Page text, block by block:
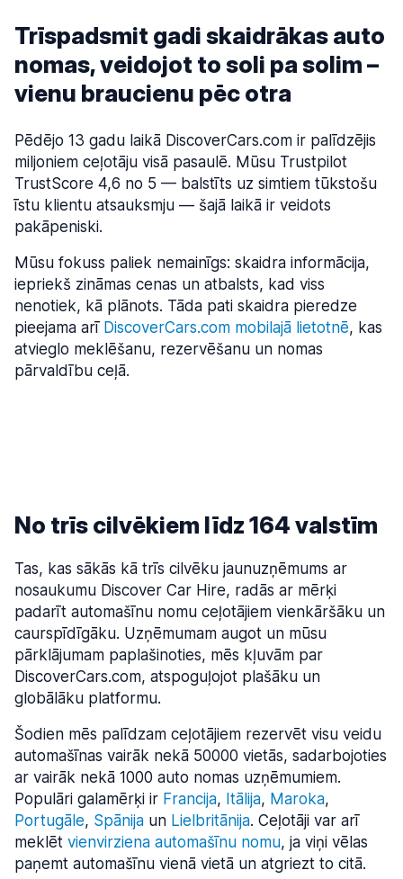
Trīspadsmit gadi skaidrākas auto
nomas, veidojot to soli pa solim –
vienu braucienu pēc otra
Pēdējo 13 gadu laikā DiscoverCars.com ir palīdzējis
miljoniem ceļotāju visā pasaulē. Mūsu Trustpilot
TrustScore 4,6 no 5 — balstīts uz simtiem tūkstošu
īstu klientu atsauksmju — šajā laikā ir veidots
pakāpeniski.
Mūsu fokuss paliek nemainīgs: skaidra informācija,
iepriekš zināmas cenas un atbalsts, kad viss
nenotiek, kā plānots. Tāda pati skaidra pieredze
pieejama arī DiscoverCars.com mobilajā lietotnē, kas
atvieglo meklēšanu, rezervēšanu un nomas
pārvaldību ceļā.
“Mums bija jāizveido produkts, ko mēs ar
No trīs cilvēkiem līdz 164 valstīm
Tas, kas sākās kā trīs cilvēku jaunuzņēmums ar
nosaukumu Discover Car Hire, radās ar mērķi
padarīt automašīnu nomu ceļotājiem vienkāršāku un
caurspīdīgāku. Uzņēmumam augot un mūsu
pārklājumam paplašinoties, mēs kļuvām par
DiscoverCars.com, atspoguļojot plašāku un
globālāku platformu.
Šodien mēs palīdzam ceļotājiem rezervēt visu veidu
automašīnas vairāk nekā 50000 vietās, sadarbojoties
ar vairāk nekā 1000 auto nomas uzņēmumiem.
Populāri galamērķi ir Francija, Itālija, Maroka,
Portugāle, Spānija un Lielbritānija. Ceļotāji var arī
meklēt vienvirziena automašīnu nomu, ja viņi vēlas
paņemt automašīnu vienā vietā un atgriezt to citā.